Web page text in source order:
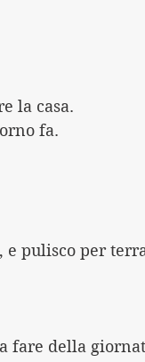
la casa.
fa.
e pulisco per
fare della